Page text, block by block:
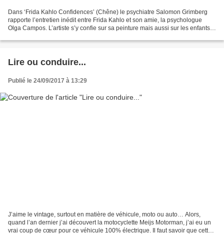
Dans ‘Frida Kahlo Confidences’ (Chêne) le psychiatre Salomon Grimberg
rapporte l’entretien inédit entre Frida Kahlo et son amie, la psychologue
Olga Campos. L’artiste s’y confie sur sa peinture mais aussi sur les enfants,
Lire ou conduire...
Publié le 24/09/2017 à 13:29
J’aime le vintage, surtout en matière de véhicule, moto ou auto… Alors,
quand l’an dernier j’ai découvert la motocyclette Meijs Motorman, j’ai eu un
vrai coup de cœur pour ce véhicule 100% électrique. Il faut savoir que cette